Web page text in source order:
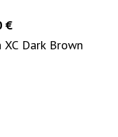
€
Dark Brown